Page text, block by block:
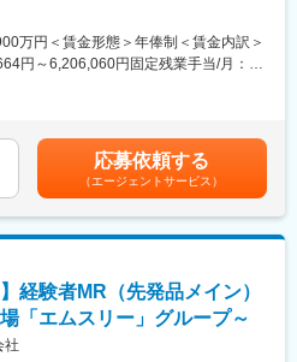
場以来、10期連続で増収中のクオール
力事業を担っています。
っており、頑張り次第で大幅な年収UP
ェクトにアサインします
疾患領域も多数ございますので、スペ
どちらも目指すことが可能です。
待機リスクが低いため、安心して就業
ために約300人のMR数を保って運営し
ことができますのでMRの成長機会を奪
ん。適切なフォローが顧客である製薬
り、業界内でも評価されています。
リアを築ける評価制度
万円＜賃金形態＞年俸制＜賃金内訳＞
円～6,206,060円固定残業手当/月：
当など手当支給※経験・能力などを考慮
はあくまでも目安の金額であり、選考
あります。月給(月額)は固定手当を含め
応募依頼する
（エージェントサービス）
経験者MR（先発品メイン）
「エムスリー」グループ～
社